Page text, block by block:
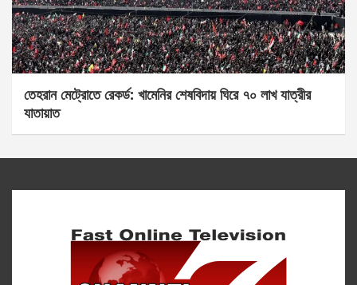
তেহরান মেট্রোতে রেকর্ড: খামেনির শেষবিদায় ঘিরে ৭০ লাখ যাত্রীর
যাতায়াত